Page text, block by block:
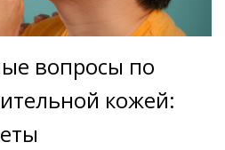
вопросы по
кожей: